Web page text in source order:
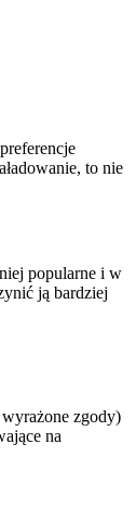
to nie
popularne i w
ją bardziej
zgody)
na